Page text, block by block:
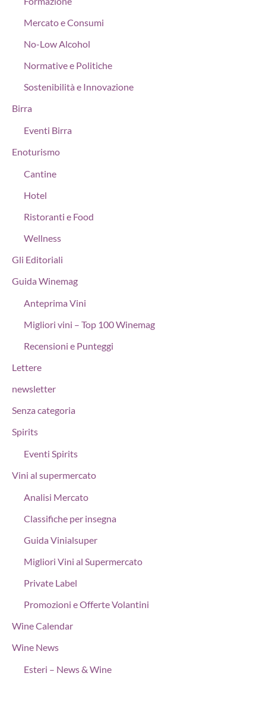
Mercato e Consumi
No-Low Alcohol
Normative e Politiche
Sostenibilità e Innovazione
Birra
Eventi Birra
Enoturismo
Cantine
Hotel
Ristoranti e Food
Wellness
Gli Editoriali
Guida Winemag
Anteprima Vini
Migliori vini – Top 100 Winemag
Recensioni e Punteggi
Lettere
newsletter
Senza categoria
Spirits
Eventi Spirits
Vini al supermercato
Analisi Mercato
Classifiche per insegna
Guida Vinialsuper
Migliori Vini al Supermercato
Private Label
Promozioni e Offerte Volantini
Wine Calendar
Wine News
Esteri – News & Wine